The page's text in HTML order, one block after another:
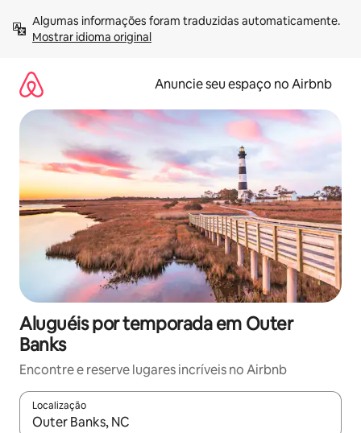
para
Mostrar idioma original
Anuncie seu espaço no Airbnb
Aluguéis por temporada em Outer
Banks
Encontre e reserve lugares incríveis no Airbnb
Localização
Quando os resultados estiverem disponíveis, explore-os